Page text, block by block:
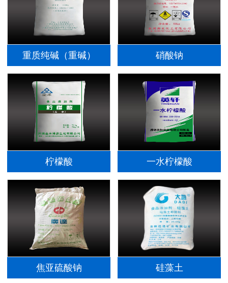
重质纯碱（重碱） 硝酸钠
柠檬酸 一水柠檬酸
焦亚硫酸钠 硅藻土